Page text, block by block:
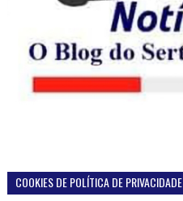
COOKIES DE POLÍTICA DE PRIVACIDADE